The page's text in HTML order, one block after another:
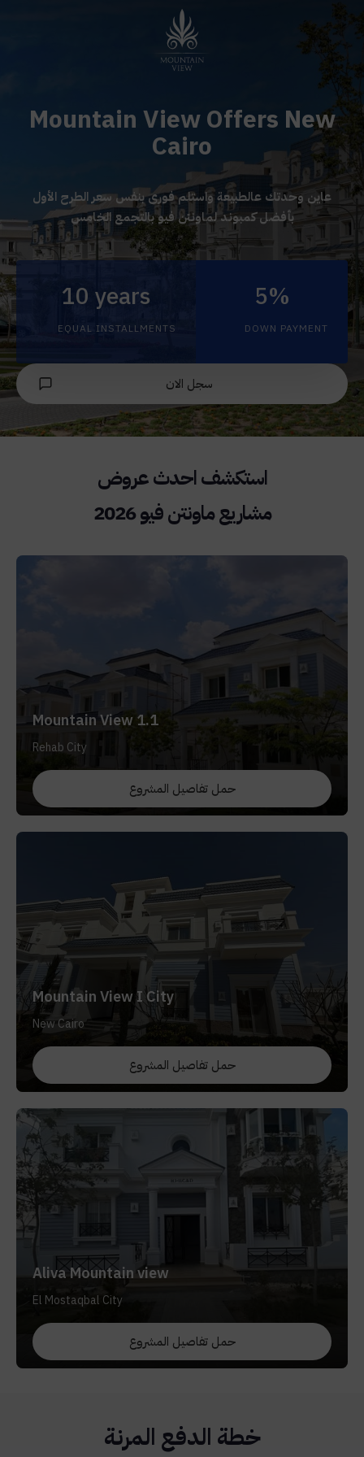
Mountain View Offers New
Cairo
عاين وحدتك عالطبيعة واستلم فورى بنفس سعر الطرح الأول
بأفضل كمبوند لماونتن فيو بالتجمع الخامس
5%
DOWN PAYMENT
10 years
EQUAL INSTALLMENTS
سجل الان
مشاريع ماونتن فيو 2026
Mountain View 1.1
Rehab City
حمل تفاصيل المشروع
Mountain View I City
New Cairo
حمل تفاصيل المشروع
Aliva Mountain view
El Mostaqbal City
حمل تفاصيل المشروع
خطة الدفع المرنة